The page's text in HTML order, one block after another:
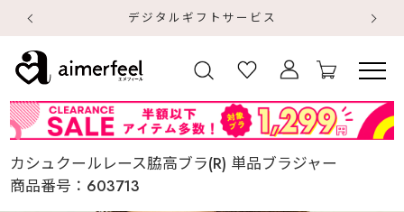
カシュクールレース脇高ブラ(R) 単品ブラジャー
商品番号： 603713